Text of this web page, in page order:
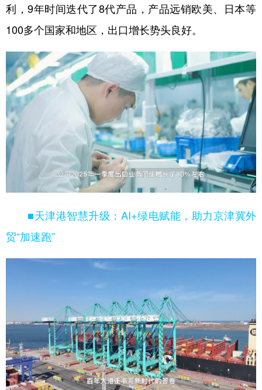
利，9年时间迭代了8代产品，产品远销欧美、日本等
100多个国家和地区，出口增长势头良好。
■天津港智慧升级：AI+绿电赋能，助力京津冀外
贸“加速跑”